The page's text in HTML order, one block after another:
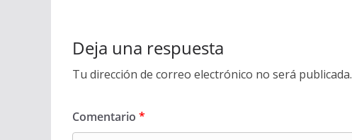
Deja una respuesta
Tu dirección de correo electrónico no será publicada.
Comentario *